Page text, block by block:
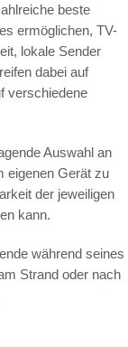
beste
ermöglichen, TV-
lokale Sender
dabei auf
verschiedene
Auswahl an
eigenen Gerät zu
der jeweiligen
kann.
während seines
Strand oder nach